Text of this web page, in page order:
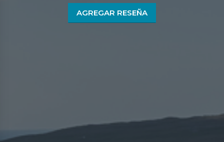
AGREGAR RESEÑA